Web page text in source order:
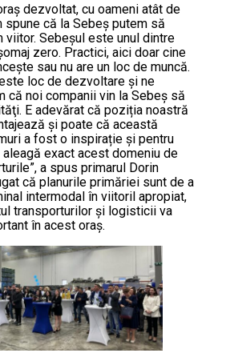
dezvoltat, cu oameni atât de
spune că la Sebeș putem să
viitor. Sebeşul este unul dintre
zero. Practici, aici doar cine
sau nu are un loc de muncă.
loc de dezvoltare și ne
că noi companii vin la Sebeș să
E adevărat că poziția noastră
și poate că această
a fost o inspirație şi pentru
exact acest domeniu de
a spus primarul Dorin
că planurile primăriei sunt de a
intermodal în viitoril apropiat,
transporturilor şi logisticii va
în acest oraş.